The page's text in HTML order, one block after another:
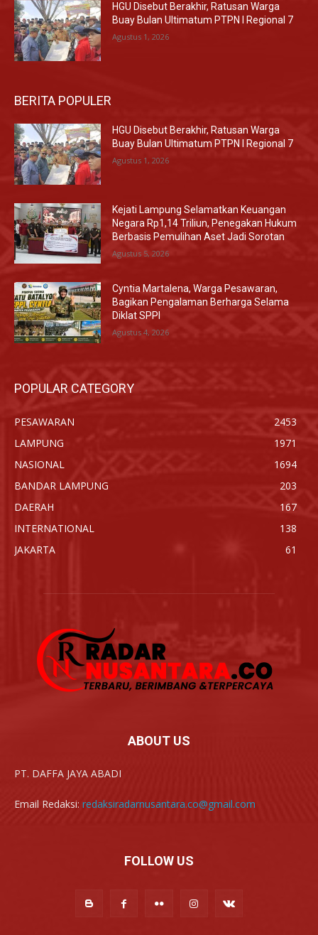
HGU Disebut Berakhir, Ratusan Warga
Buay Bulan Ultimatum PTPN I Regional 7
Agustus 1, 2026
BERITA POPULER
HGU Disebut Berakhir, Ratusan Warga
Buay Bulan Ultimatum PTPN I Regional 7
Agustus 1, 2026
Kejati Lampung Selamatkan Keuangan
Negara Rp1,14 Triliun, Penegakan Hukum
Berbasis Pemulihan Aset Jadi Sorotan
Agustus 5, 2026
Cyntia Martalena, Warga Pesawaran,
Bagikan Pengalaman Berharga Selama
Diklat SPPI
Agustus 4, 2026
POPULAR CATEGORY
PESAWARAN
2453
LAMPUNG
1971
NASIONAL
1694
BANDAR LAMPUNG
203
DAERAH
167
INTERNATIONAL
138
JAKARTA
61
ABOUT US
PT. DAFFA JAYA ABADI
Email Redaksi: redaksiradarnusantara.co@gmail.com
FOLLOW US